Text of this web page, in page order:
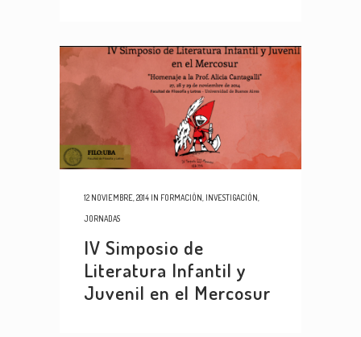
12 NOVIEMBRE, 2014 IN FORMACIÓN, INVESTIGACIÓN,
JORNADAS
IV Simposio de
Literatura Infantil y
Juvenil en el Mercosur